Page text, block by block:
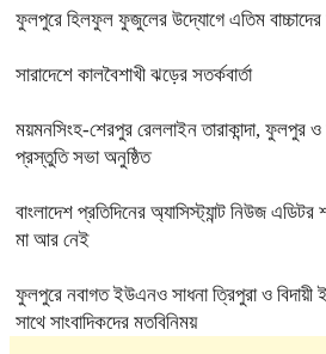
ফুলপুরে হিলফুল ফুজুলের উদ্যোগে এতিম
সারাদেশে কালবৈশাখী ঝড়ের সতর্কবার্তা
ময়মনসিংহ-শেরপুর রেললাইন তারাকান্দা, ফুলপুর ও
প্রস্তুতি সভা অনুষ্ঠিত
বাংলাদেশ প্রতিদিনের অ্যাসিস্ট্যান্ট নিউজ
মা আর নেই
ফুলপুরে নবাগত ইউএনও সাধনা ত্রিপুরা ও
সাথে সাংবাদিকদের মতবিনিময়